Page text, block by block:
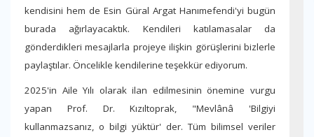
kendisini hem de Esin Güral Argat Hanımefendi'yi bugün
burada ağırlayacaktık. Kendileri katılamasalar da
gönderdikleri mesajlarla projeye ilişkin görüşlerini bizlerle
paylaştılar. Öncelikle kendilerine teşekkür ediyorum.
2025'in Aile Yılı olarak ilan edilmesinin önemine vurgu
yapan Prof. Dr. Kızıltoprak, "Mevlânâ 'Bilgiyi
kullanmazsanız, o bilgi yüktür' der. Tüm bilimsel veriler